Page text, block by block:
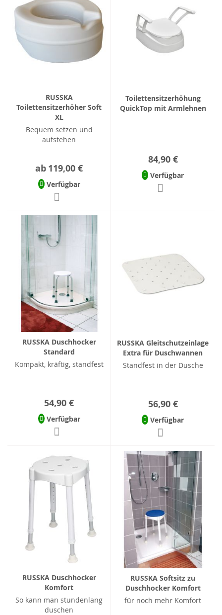
RUSSKA
Toilettensitzerhöher Soft
XL
Bequem setzen und
aufstehen
ab 119,00 €
Verfügbar
Toilettensitzerhöhung
QuickTop mit Armlehnen
84,90 €
Verfügbar
RUSSKA Duschhocker
Standard
Kompakt, kräftig, standfest
54,90 €
Verfügbar
RUSSKA Gleitschutzeinlage
Extra für Duschwannen
Standfest in der Dusche
56,90 €
Verfügbar
RUSSKA Duschhocker
Komfort
So kann man stundenlang
duschen
RUSSKA Softsitz zu
Duschhocker Komfort
für noch mehr Komfort